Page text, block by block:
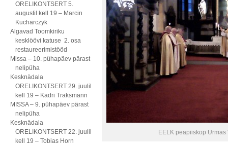
ORELIKONTSERT 5.
augustil kell 19 – Marcin
Kucharczyk
Algavad Toomkiriku
kesklöövi katuse 2. osa
restaureerimistööd
Missa – 10. pühapäev pärast
nelipüha
Kesknädala
ORELIKONTSERT 29. juulil
kell 19 – Kadri Traksmann
MISSA – 9. pühapäev pärast
nelipüha
Kesknädala
ORELIKONTSERT 22. juulil
kell 19 – Tobias Horn
EELK peapiiskop